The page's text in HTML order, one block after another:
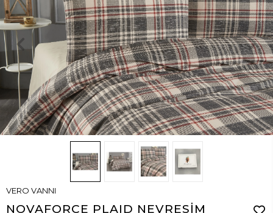
VERO VANNI
NOVAFORCE PLAID NEVRESİM